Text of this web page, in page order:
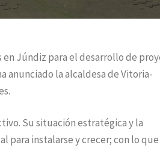
Júndiz para el desarrollo de
anunciado la alcaldesa de Vitoria-
Su situación estratégica y la
para instalarse y crecer; con lo